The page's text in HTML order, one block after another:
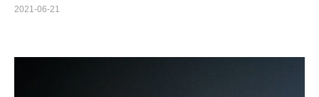
2021-06-21